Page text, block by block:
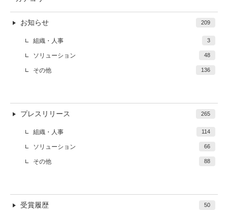
お知らせ 209
組織・人事 3
ソリューション 48
その他 136
プレスリリース 265
組織・人事 114
ソリューション 66
その他 88
受賞履歴 50